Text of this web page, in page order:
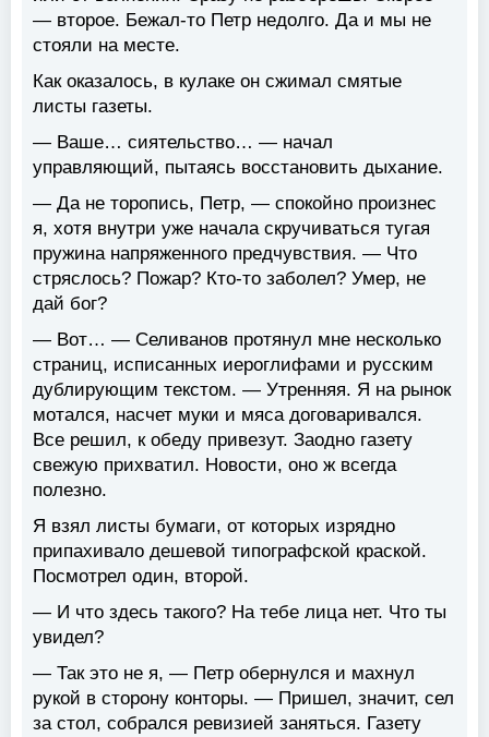
— второе. Бежал-то Петр недолго. Да и мы не
стояли на месте.
Как оказалось, в кулаке он сжимал смятые
листы газеты.
— Ваше… сиятельство… — начал
управляющий, пытаясь восстановить дыхание.
— Да не торопись, Петр, — спокойно произнес
я, хотя внутри уже начала скручиваться тугая
пружина напряженного предчувствия. — Что
стряслось? Пожар? Кто-то заболел? Умер, не
дай бог?
— Вот… — Селиванов протянул мне несколько
страниц, исписанных иероглифами и русским
дублирующим текстом. — Утренняя. Я на рынок
мотался, насчет муки и мяса договаривался.
Все решил, к обеду привезут. Заодно газету
свежую прихватил. Новости, оно ж всегда
полезно.
Я взял листы бумаги, от которых изрядно
припахивало дешевой типографской краской.
Посмотрел один, второй.
— И что здесь такого? На тебе лица нет. Что ты
увидел?
— Так это не я, — Петр обернулся и махнул
рукой в сторону конторы. — Пришел, значит, сел
за стол, собрался ревизией заняться. Газету